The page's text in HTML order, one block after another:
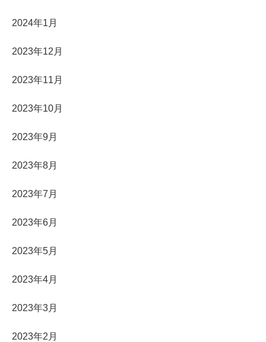
2024年1月
2023年12月
2023年11月
2023年10月
2023年9月
2023年8月
2023年7月
2023年6月
2023年5月
2023年4月
2023年3月
2023年2月